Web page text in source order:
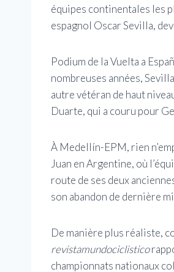
équipes continentales les
espagnol Oscar Sevilla,
Podium de la Vuelta a
nombreuses années,
autre vétéran de haut
Duarte, qui a couru pour
À Medellín-EPM, rien
Juan en Argentine, où
route de ses deux
son abandon de dernière
De manière plus réaliste,
revistamundociclistico
championnats nationaux